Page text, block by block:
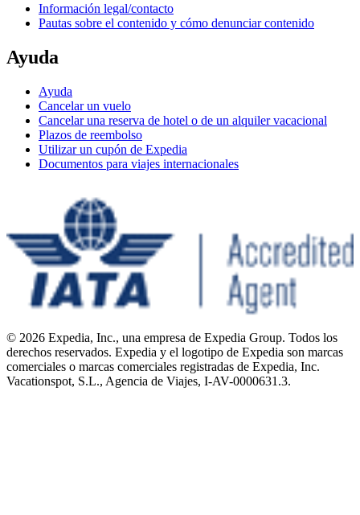
Información legal/contacto
Pautas sobre el contenido y cómo denunciar contenido
Ayuda
Ayuda
Cancelar un vuelo
Cancelar una reserva de hotel o de un alquiler vacacional
Plazos de reembolso
Utilizar un cupón de Expedia
Documentos para viajes internacionales
© 2026 Expedia, Inc., una empresa de Expedia Group. Todos los
derechos reservados. Expedia y el logotipo de Expedia son marcas
comerciales o marcas comerciales registradas de Expedia, Inc.
Vacationspot, S.L., Agencia de Viajes, I-AV-0000631.3.